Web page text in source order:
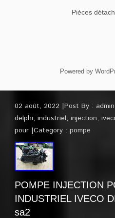
Pièces
Powered by
02 août, 2022 Post By : admin
delphi, industriel, injection,
pour Category : pompe
POMPE INJECTION
INDUSTRIEL IVECO
sa2